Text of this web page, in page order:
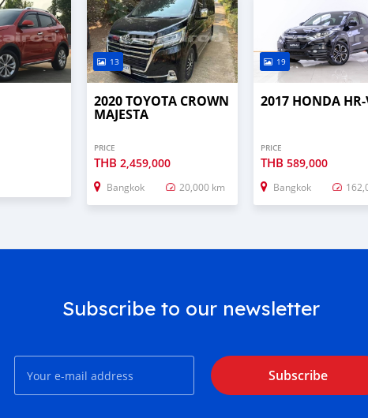
13
2020 TOYOTA CROWN
MAJESTA
PRICE
THB 2,459,000
Bangkok 20,000 km
19
2017 HONDA HR-
PRICE
THB 589,000
Bangkok
Subscribe to our newsletter
Subscribe